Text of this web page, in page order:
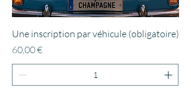
Une inscription par véhicule (obligatoire)
Prix
60,00 €